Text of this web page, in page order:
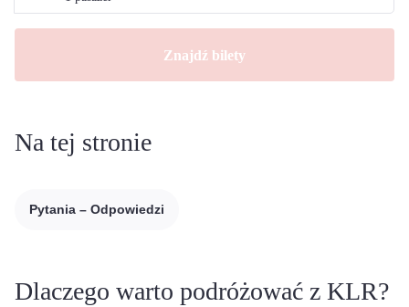
Znajdź bilety
Na tej stronie
Pytania – Odpowiedzi
Dlaczego warto podróżować z KLR?